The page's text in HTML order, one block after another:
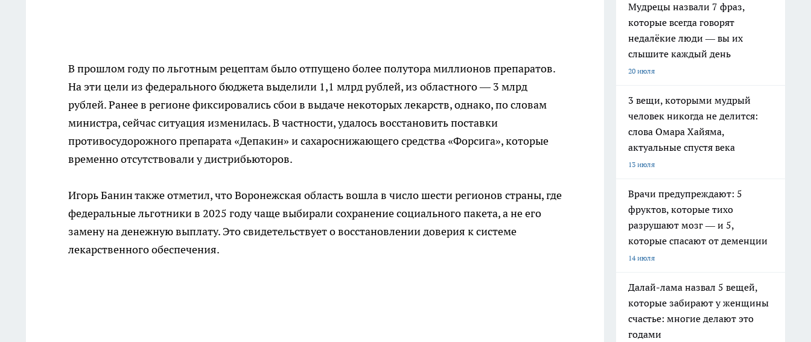
В прошлом году по льготным рецептам было отпущено более полутора миллионов препаратов.
На эти цели из федерального бюджета выделили 1,1 млрд рублей, из областного — 3 млрд
рублей. Ранее в регионе фиксировались сбои в выдаче некоторых лекарств, однако, по словам
министра, сейчас ситуация изменилась. В частности, удалось восстановить поставки
противосудорожного препарата «Депакин» и сахароснижающего средства «Форсига», которые
временно отсутствовали у дистрибьюторов.
Игорь Банин также отметил, что Воронежская область вошла в число шести регионов страны, где
федеральные льготники в 2025 году чаще выбирали сохранение социального пакета, а не его
замену на денежную выплату. Это свидетельствует о восстановлении доверия к системе
лекарственного обеспечения.
Мудрецы назвали 7 фраз,
которые всегда говорят
недалёкие люди — вы их
слышите каждый день
20 июля
3 вещи, которыми мудрый
человек никогда не делится:
слова Омара Хайяма,
актуальные спустя века
13 июля
Врачи предупреждают: 5
фруктов, которые тихо
разрушают мозг — и 5,
которые спасают от деменции
14 июля
Далай-лама назвал 5 вещей,
которые забирают у женщины
счастье: многие делают это
годами